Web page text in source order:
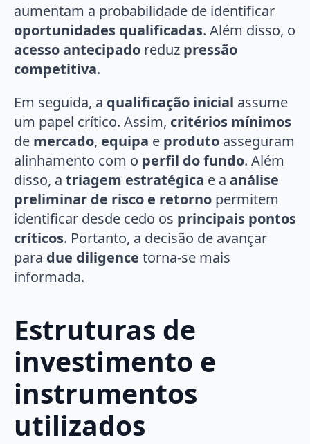
aumentam a probabilidade de identificar
oportunidades qualificadas. Além disso, o
acesso antecipado reduz pressão
competitiva.
Em seguida, a qualificação inicial assume
um papel crítico. Assim, critérios mínimos
de mercado, equipa e produto asseguram
alinhamento com o perfil do fundo. Além
disso, a triagem estratégica e a análise
preliminar de risco e retorno permitem
identificar desde cedo os principais pontos
críticos. Portanto, a decisão de avançar
para due diligence torna-se mais
informada.
Estruturas de
investimento e
instrumentos
utilizados